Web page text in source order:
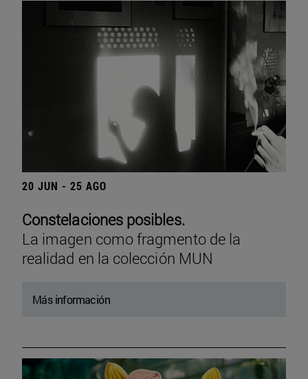
20 JUN - 25 AGO
Constelaciones posibles.
La imagen como fragmento de la
realidad en la colección MUN
Más información